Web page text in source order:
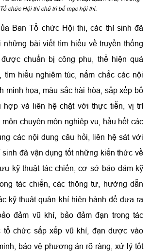
chức Hội thi chủ trì bế mạc hội thi.
Ban Tổ chức Hội thi, các thí sinh đã
những bài viết tìm hiểu về truyền thống
chuẩn bị công phu, thể hiện quá
tìm hiểu nghiêm túc, nắm chắc các nội
minh họa, màu sắc hài hòa, sắp xếp bố
hợp và liên hệ chặt với thực tiễn, vị trí
chuyên môn nghiệp vụ, hầu hết các
các nội dung câu hỏi, liên hệ sát với
đã vận dụng tốt những kiến thức về
kỹ thuật tác chiến, cơ sở bảo đảm kỹ
tác chiến, các thông tư, hướng dẫn
kỹ thuật quân khí hiện hành để đưa ra
đảm vũ khí, bảo đảm đạn trong tác
tổ chức sắp xếp vũ khí, đạn dược vào
bảo vệ phương án rõ ràng, xử lý tốt